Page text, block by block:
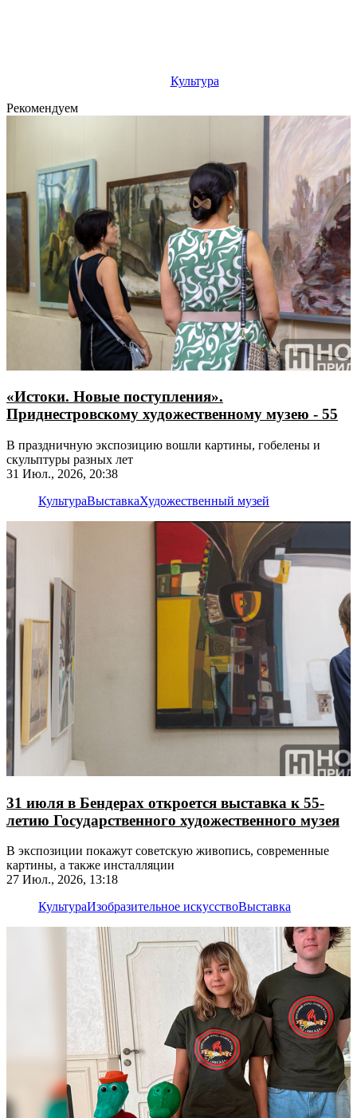
Культура
Рекомендуем
«Истоки. Новые поступления».
Приднестровскому художественному музею - 55
В праздничную экспозицию вошли картины, гобелены и
скульптуры разных лет
31 Июл., 2026, 20:38
КультураВыставкаХудожественный музей
31 июля в Бендерах откроется выставка к 55-
летию Государственного художественного музея
В экспозиции покажут советскую живопись, современные
картины, а также инсталляции
27 Июл., 2026, 13:18
КультураИзобразительное искусствоВыставка